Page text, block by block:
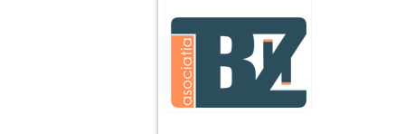
agresiva, orice
greseala era taxata cu
o palma sau pedepse.
De 4 ani am o relatie
serioasa cu un barbat